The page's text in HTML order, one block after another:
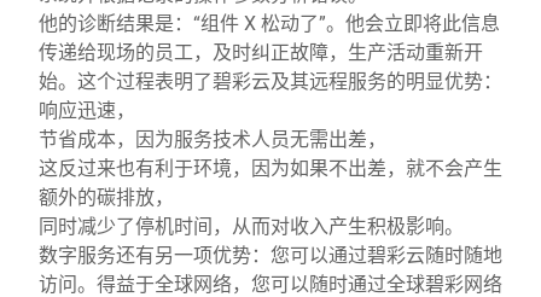
他的诊断结果是：“组件 X 松动了”。他会立即将此信息
传递给现场的员工，及时纠正故障，生产活动重新开
始。这个过程表明了碧彩云及其远程服务的明显优势：
响应迅速，
节省成本，因为服务技术人员无需出差，
这反过来也有利于环境，因为如果不出差，就不会产生
额外的碳排放，
同时减少了停机时间，从而对收入产生积极影响。
数字服务还有另一项优势：您可以通过碧彩云随时随地
访问。得益于全球网络，您可以随时通过全球碧彩网络